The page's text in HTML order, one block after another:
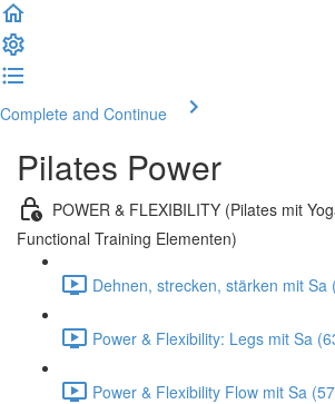
Complete and Continue
Pilates Power
POWER & FLEXIBILITY (Pilates mit
Functional Training Elementen)
Dehnen, strecken, stärken mit Sa
Power & Flexibility: Legs mit Sa
Power & Flexibility Flow mit Sa